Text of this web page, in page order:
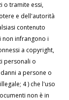
o tramite essi,
e dell'autorità
contenuto
non infrangono i
a copyright,
personali o
a persone o
4 ) che l'uso
non è in